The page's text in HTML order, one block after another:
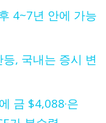
4~7년 안에 가능
, 국내는 증시 변
금 $4,088·은